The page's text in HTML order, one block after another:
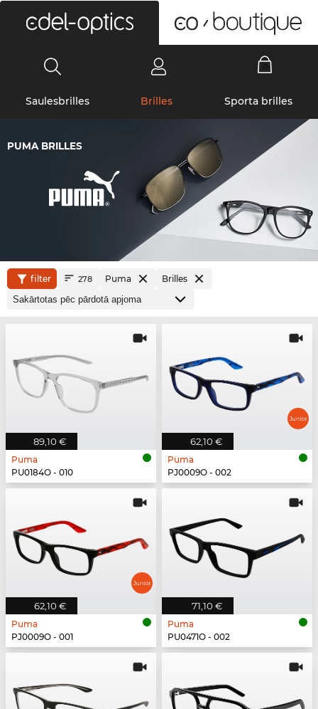
Saulesbrilles Brilles Sporta brilles
PUMA BRILLES
filter 278 Puma Brilles
89,10 €
Puma
PU0184O - 010
62,10 €
Puma
PJ0009O - 002
62,10 €
Puma
PJ0009O - 001
71,10 €
Puma
PU0471O - 002